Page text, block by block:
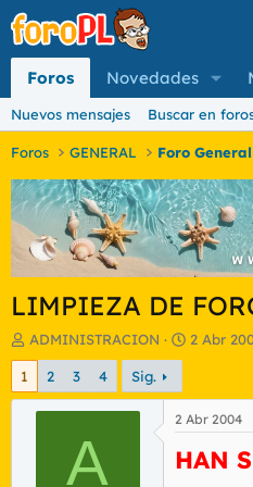
Foros Novedades
Nuevos mensajes Buscar en
Foros GENERAL Foro General
LIMPIEZA DE
I
n
c
ADMINISTRACION
F
h
a
d
e
2 Abr
1 2 3 4 Sig.
A
2 Abr 2004
HAN